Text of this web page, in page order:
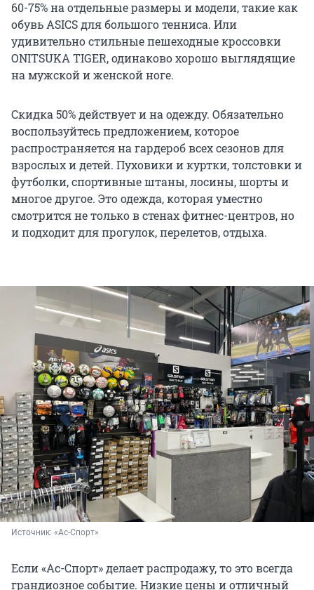
60-75% на отдельные размеры и модели, такие как
обувь ASICS для большого тенниса. Или
удивительно стильные пешеходные кроссовки
ONITSUKA TIGER, одинаково хорошо выглядящие
на мужской и женской ноге.
Скидка 50% действует и на одежду. Обязательно
воспользуйтесь предложением, которое
распространяется на гардероб всех сезонов для
взрослых и детей. Пуховики и куртки, толстовки и
футболки, спортивные штаны, лосины, шорты и
многое другое. Это одежда, которая уместно
смотрится не только в стенах фитнес-центров, но
и подходит для прогулок, перелетов, отдыха.
Источник: «Ас-Спорт»
Если «Ас-Спорт» делает распродажу, то это всегда
грандиозное событие. Низкие цены и отличный